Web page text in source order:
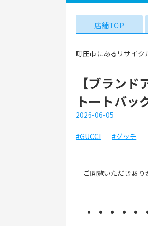
店舗TOP
町田市にあるリサイク
【ブラン
トートバッ
2026-06-05
#GUCCI #グッチ
ご閲覧いただきあ
・・・・